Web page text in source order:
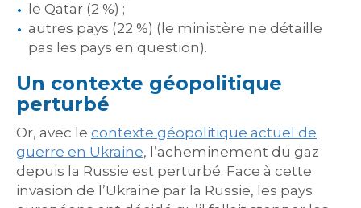
le Qatar (2 %) ;
autres pays (22 %) (le ministère ne détaille
pas les pays en question).
Un contexte géopolitique
perturbé
Or, avec le contexte géopolitique actuel de
guerre en Ukraine, l’acheminement du gaz
depuis la Russie est perturbé. Face à cette
invasion de l’Ukraine par la Russie, les pays